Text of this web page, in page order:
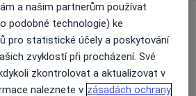
svůj názor
a našim partnerům používat
podobné technologie) ke
pro statistické účely a poskytování
zvyklostí při procházení. Své
zkontrolovat a aktualizovat v
naleznete v zásadách ochrany